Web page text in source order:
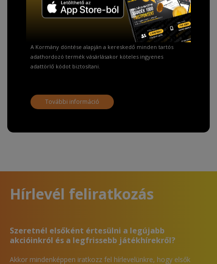
Fizetésnél kérje az ingyenes adattörlő kódot
adatainak biztonsága érdekében!
A Kormány döntése alapján a kereskedő minden tartós
adathordozó termék vásárlásakor köteles ingyenes
adattörlő kódot biztosítani.
További információ
Hírlevél feliratkozás
Szeretnél elsőként értesülni a legújabb
akcióinkról és a legfrissebb játékhírekről?
Akkor mindenképpen iratkozz fel hírlevelünkre, hogy elsők